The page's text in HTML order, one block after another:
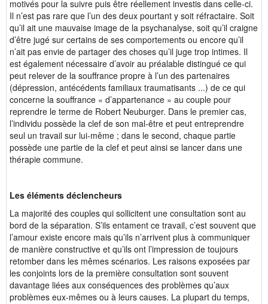
motivés pour la suivre puis être réellement investis dans celle-ci.
Il n’est pas rare que l’un des deux pourtant y soit réfractaire. Soit
qu’il ait une mauvaise image de la psychanalyse, soit qu’il craigne
d’être jugé sur certains de ses comportements ou encore qu’il
n’ait pas envie de partager des choses qu’il juge trop intimes. Il
est également nécessaire d’avoir au préalable distingué ce qui
peut relever de la souffrance propre à l’un des partenaires
(dépression, antécédents familiaux traumatisants ...) de ce qui
concerne la souffrance « d’appartenance » au couple pour
reprendre le terme de Robert Neuburger. Dans le premier cas,
l’individu possède la clef de son mal-être et peut entreprendre
seul un travail sur lui-même ; dans le second, chaque partie
possède une partie de la clef et peut ainsi se lancer dans une
thérapie commune.
Les éléments déclencheurs
La majorité des couples qui sollicitent une consultation sont au
bord de la séparation. S’ils entament ce travail, c’est souvent que
l’amour existe encore mais qu’ils n’arrivent plus à communiquer
de manière constructive et qu’ils ont l’impression de toujours
retomber dans les mêmes scénarios. Les raisons exposées par
les conjoints lors de la première consultation sont souvent
davantage liées aux conséquences des problèmes qu’aux
problèmes eux-mêmes ou à leurs causes. La plupart du temps,